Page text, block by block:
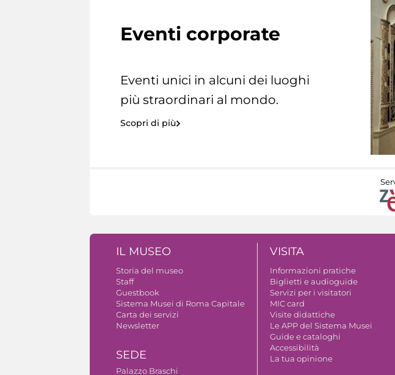
Eventi corporate
Eventi unici in alcuni dei luoghi
più straordinari al mondo.
Scopri di più
IL MUSEO
Storia del museo
Staff
Guestbook
Sistema Musei di Roma Capitale
Carta dei servizi
Newsletter
SEDE
Palazzo Braschi
VISITA
Informazioni pratiche
Biglietti e audioguide
Servizi per i visitatori
MIC card
Visite didattiche
Le APP del Sistema Musei
Guide e cataloghi
Accessibilità
La tua opinione